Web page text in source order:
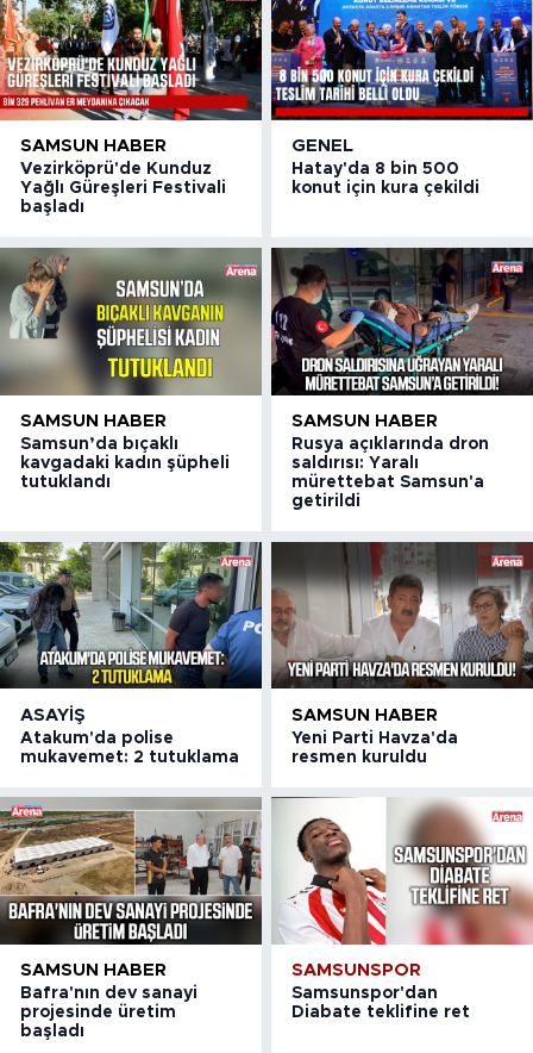
SAMSUN HABER
Vezirköprü'de Kunduz
Yağlı Güreşleri Festivali
başladı
GENEL
Hatay'da 8 bin 500
konut için kura çekildi
SAMSUN HABER
Samsun’da bıçaklı
kavgadaki kadın şüpheli
tutuklandı
SAMSUN HABER
Rusya açıklarında dron
saldırısı: Yaralı
mürettebat Samsun'a
getirildi
ASAYIŞ
Atakum'da polise
mukavemet: 2 tutuklama
SAMSUN HABER
Yeni Parti Havza'da
resmen kuruldu
SAMSUN HABER
Bafra'nın dev sanayi
projesinde üretim
başladı
SAMSUNSPOR
Samsunspor'dan
Diabate teklifine ret